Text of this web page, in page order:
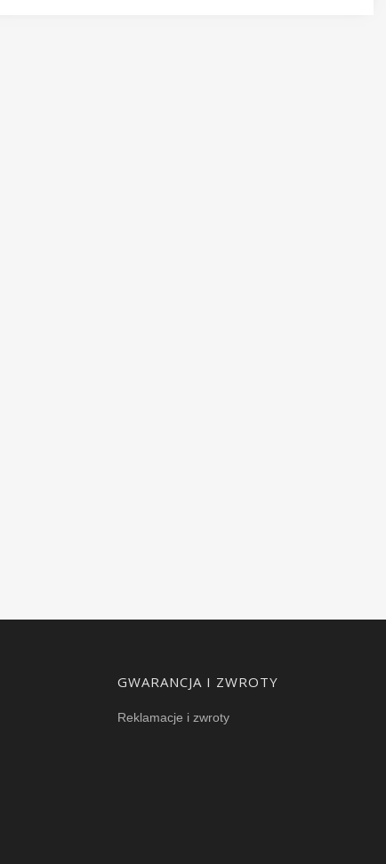
GWARANCJA I ZWROTY
Reklamacje i zwroty